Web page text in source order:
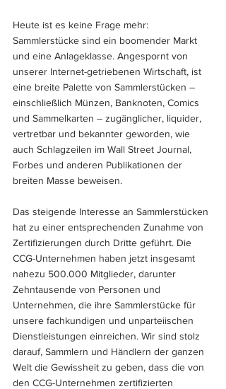
Heute ist es keine Frage mehr:
Sammlerstücke sind ein boomender Markt
und eine Anlageklasse. Angespornt von
unserer Internet-getriebenen Wirtschaft, ist
eine breite Palette von Sammlerstücken –
einschließlich Münzen, Banknoten, Comics
und Sammelkarten – zugänglicher, liquider,
vertretbar und bekannter geworden, wie
auch Schlagzeilen im Wall Street Journal,
Forbes und anderen Publikationen der
breiten Masse beweisen.
Das steigende Interesse an Sammlerstücken
hat zu einer entsprechenden Zunahme von
Zertifizierungen durch Dritte geführt. Die
CCG-Unternehmen haben jetzt insgesamt
nahezu 500.000 Mitglieder, darunter
Zehntausende von Personen und
Unternehmen, die ihre Sammlerstücke für
unsere fachkundigen und unparteiischen
Dienstleistungen einreichen. Wir sind stolz
darauf, Sammlern und Händlern der ganzen
Welt die Gewissheit zu geben, dass die von
den CCG-Unternehmen zertifizierten